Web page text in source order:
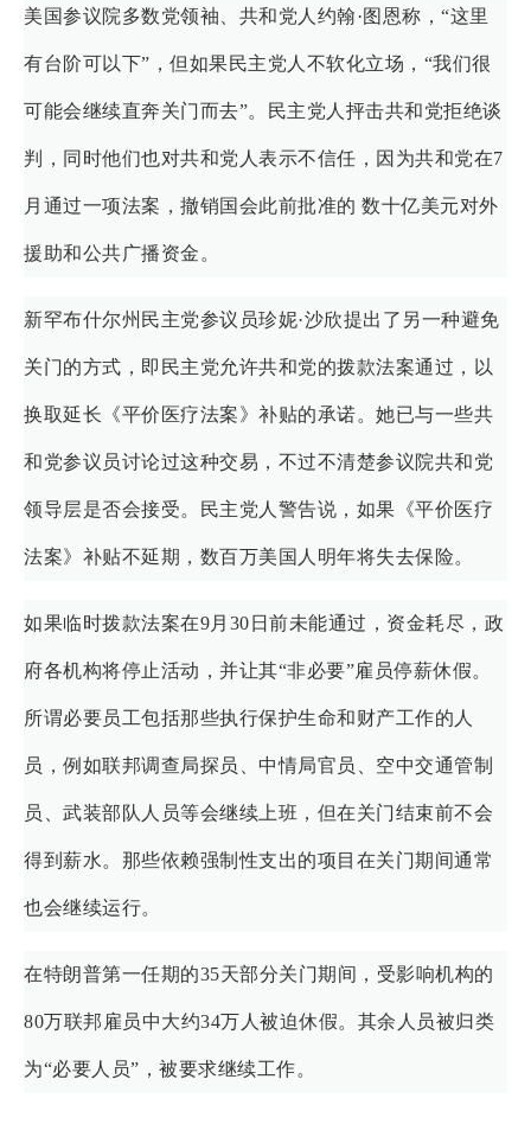
美国参议院多数党领袖、共和党人约翰·图恩称，“这里
有台阶可以下”，但如果民主党人不软化立场，“我们很
可能会继续直奔关门而去”。民主党人抨击共和党拒绝谈
判，同时他们也对共和党人表示不信任，因为共和党在7
月通过一项法案，撤销国会此前批准的 数十亿美元对外
援助和公共广播资金。
新罕布什尔州民主党参议员珍妮·沙欣提出了另一种避免
关门的方式，即民主党允许共和党的拨款法案通过，以
换取延长《平价医疗法案》补贴的承诺。她已与一些共
和党参议员讨论过这种交易，不过不清楚参议院共和党
领导层是否会接受。民主党人警告说，如果《平价医疗
法案》补贴不延期，数百万美国人明年将失去保险。
如果临时拨款法案在9月30日前未能通过，资金耗尽，政
府各机构将停止活动，并让其“非必要”雇员停薪休假。
所谓必要员工包括那些执行保护生命和财产工作的人
员，例如联邦调查局探员、中情局官员、空中交通管制
员、武装部队人员等会继续上班，但在关门结束前不会
得到薪水。那些依赖强制性支出的项目在关门期间通常
也会继续运行。
在特朗普第一任期的35天部分关门期间，受影响机构的
80万联邦雇员中大约34万人被迫休假。其余人员被归类
为“必要人员”，被要求继续工作。